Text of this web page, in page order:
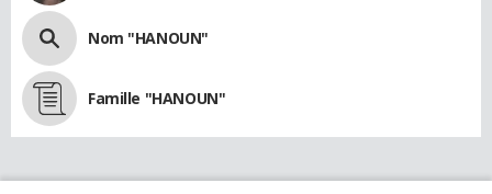
Nom "HANOUN"
Famille "HANOUN"